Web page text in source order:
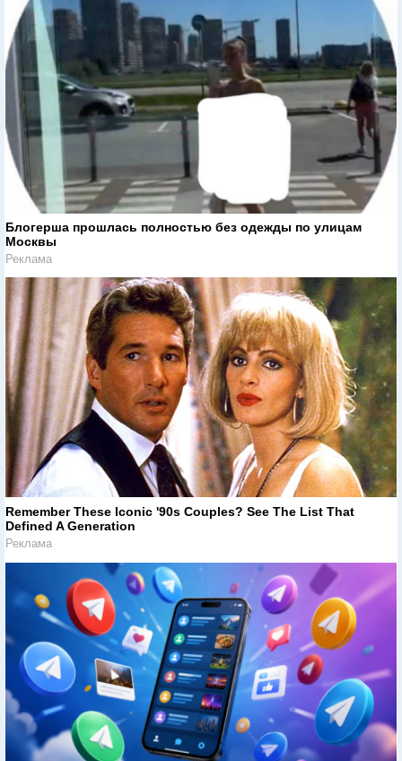
Блогерша прошлась полностью без одежды по улицам
Москвы
Реклама
Remember These Iconic '90s Couples? See The List That
Defined A Generation
Реклама